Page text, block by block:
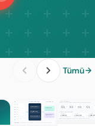
Tümü